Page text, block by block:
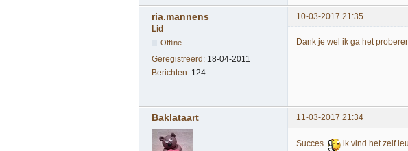
ria.mannens
10-03-2017 21:35
Lid
Offline
Geregistreerd: 18-04-2011
Berichten: 124
Dank je wel ik ga het
Baklataart 11-03-2017 21:34
Succes ik vind het zelf